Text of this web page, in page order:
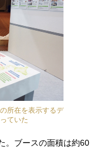
所在を表示するデ
ていた
。ブースの面積は約60